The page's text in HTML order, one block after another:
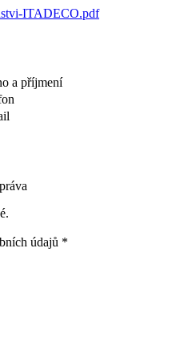
ITADECO.pdf
a příjmení
údajů *